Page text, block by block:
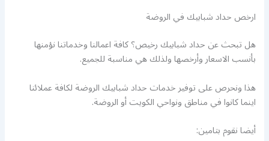
ارخص حداد شبابيك في الروضة
هل تبحث عن حداد شبابيك رخيص؟ كافة اعمالنا وخدماتنا نؤمنها
بأنسب الاسعار وأرخصها ولذلك هي مناسبة للجميع.
هذا ونحرص على توفير خدمات حداد شبابيك الروضة لكافة عملائنا
اينما كانوا في مناطق ونواحي الكويت أو الروضة.
أيضا نقوم بتامين: